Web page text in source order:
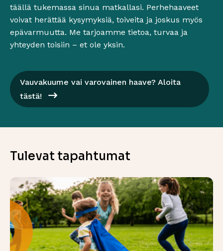
täällä tukemassa sinua matkallasi. Perhehaaveet
voivat herättää kysymyksiä, toiveita ja joskus myös
epävarmuutta. Me tarjoamme tietoa, turvaa ja
yhteyden toisiin – et ole yksin.
Vauvakuume vai varovainen haave? Aloita
tästä!
Tulevat tapahtumat